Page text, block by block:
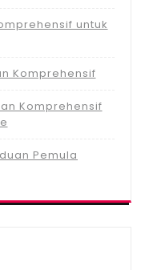
untuk
Komprehensif
Komprehensif
Pemula